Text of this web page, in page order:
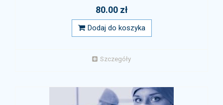
80.00 zł
Dodaj do koszyka
Szczegóły